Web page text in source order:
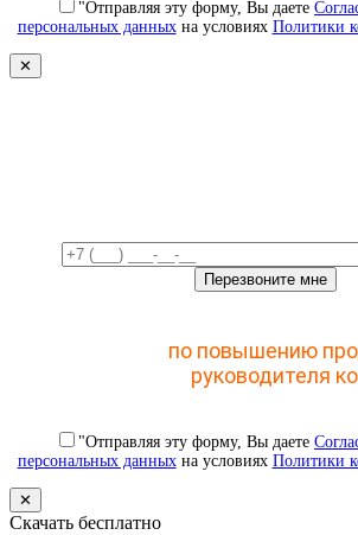
"Отправляя эту форму, Вы даете
персональных данныхна условиях Политики
✕
по повышению
руководителя
"Отправляя эту форму, Вы даете
персональных данныхна условиях Политики
✕
Скачать бесплатно